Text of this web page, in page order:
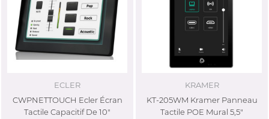
ECLER
CWPNETTOUCH Ecler Écran
Tactile Capacitif De 10"
KRAMER
KT-205WM Kramer Panneau
Tactile POE Mural 5,5"